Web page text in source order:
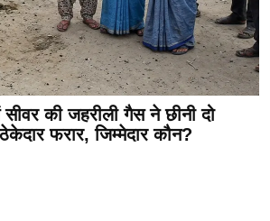
की जहरीली गैस ने छीनी दो
फरार, जिम्मेदार कौन?